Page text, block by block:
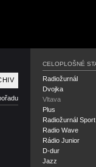
Vltava
CELOPLOŠNÉ
Radiožurnál
Dvojka
Vltava
Plus
Radiožurnál Sport
Radio Wave
Rádio Junior
D-dur
Jazz